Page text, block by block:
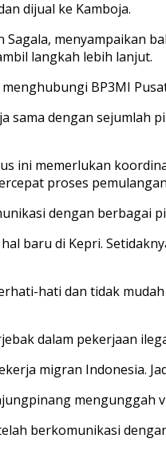
dijual ke Kamboja.
menyampaikan
langkah lebih lanjut.
BP3MI
sama dengan sejumlah
ini memerlukan
proses
dengan berbagai
baru di Kepri.
hati dan tidak
dalam pekerjaan
migran Indonesia.
berkomunikasi